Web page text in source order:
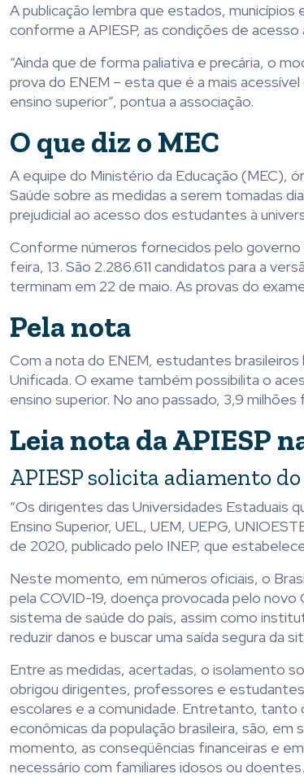
A publicação lembra que estados, municípios
conforme a APIESP, as condições de
“Ainda que de forma paliativa e precária, o
prova do ENEM – esta que é a mais
ensino superior”, pontua a associação.
O que diz o MEC
A equipe do Ministério da Educação (MEC),
Saúde sobre as medidas a serem tomadas
prejudicial ao acesso dos estudantes à
Conforme números fornecidos pelo
feira, 13. São 2.286.611 candidatos para a
terminam em 22 de maio. As provas do
Pela nota
Com a nota do ENEM, estudantes
Unificada. O exame também possibilita o
ensino superior. No ano passado, 3,9 milhões
Leia nota da APIESP
APIESP solicita adiamento
“Os dirigentes das Universidades Estaduais
Ensino Superior, UEL, UEM, UEPG,
de 2020, publicado pelo INEP, que
Neste momento, em números oficiais, o
pela COVID-19, doença provocada pelo
sistema de saúde do país, assim como
reduzir danos e buscar uma saída segura da
Entre as medidas, acertadas, o isolamento
obrigou dirigentes, professores e
escolares e a comunidade. Entretanto,
econômicas da população brasileira, são,
momento, as conseqüências financeiras e
necessário com familiares idosos ou doentes.